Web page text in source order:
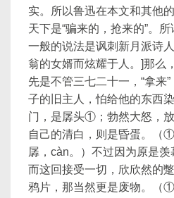
实。所以鲁迅在本文和其他
天下是“骗来的，抢来的”。所
一般的说法是讽刺新月派诗
翁的女婿而炫耀于人。]那么
先是不管三七二十一，“拿来
子的旧主人，怕给他的东西
门，是孱头①；勃然大怒，
自己的清白，则是昏蛋。（
孱，càn。）不过因为原是羡
而这回接受一切，欣欣然的
鸦片，那当然更是废物。（